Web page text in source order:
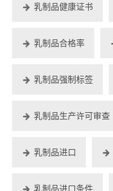
乳制品健康证书
乳制品合格率
乳制品强制标签
乳制品生产许可审查
乳制品进口
乳制品进口条件